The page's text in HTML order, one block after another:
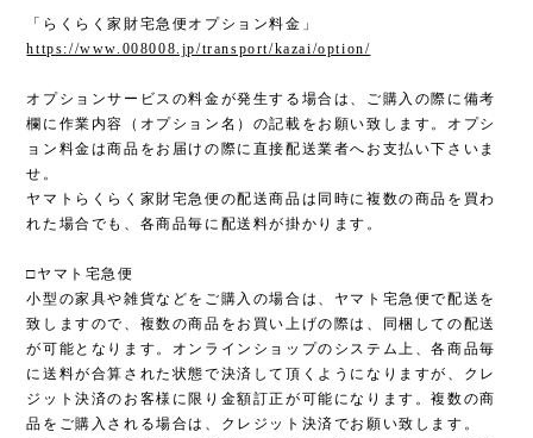
「らくらく家財宅急便オプション料金」
https://www.008008.jp/transport/kazai/option/
オプションサービスの料金が発生する場合は、ご購入の際に備考
欄に作業内容（オプション名）の記載をお願い致します。オプシ
ョン料金は商品をお届けの際に直接配送業者へお支払い下さいま
せ。
ヤマトらくらく家財宅急便の配送商品は同時に複数の商品を買わ
れた場合でも、各商品毎に配送料が掛かります。
□ヤマト宅急便
小型の家具や雑貨などをご購入の場合は、ヤマト宅急便で配送を
致しますので、複数の商品をお買い上げの際は、同梱しての配送
が可能となります。オンラインショップのシステム上、各商品毎
に送料が合算された状態で決済して頂くようになりますが、クレ
ジット決済のお客様に限り金額訂正が可能になります。複数の商
品をご購入される場合は、クレジット決済でお願い致します。